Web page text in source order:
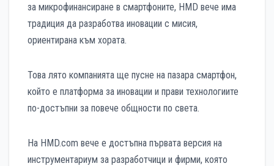
за микрофинансиране в смартфоните, HMD вече има
традиция да разработва иновации с мисия,
ориентирана към хората.
Това лято компанията ще пусне на пазара смартфон,
който е платформа за иновации и прави технологиите
по-достъпни за повече общности по света.
На HMD.com вече е достъпна първата версия на
инструментариум за разработчици и фирми, която